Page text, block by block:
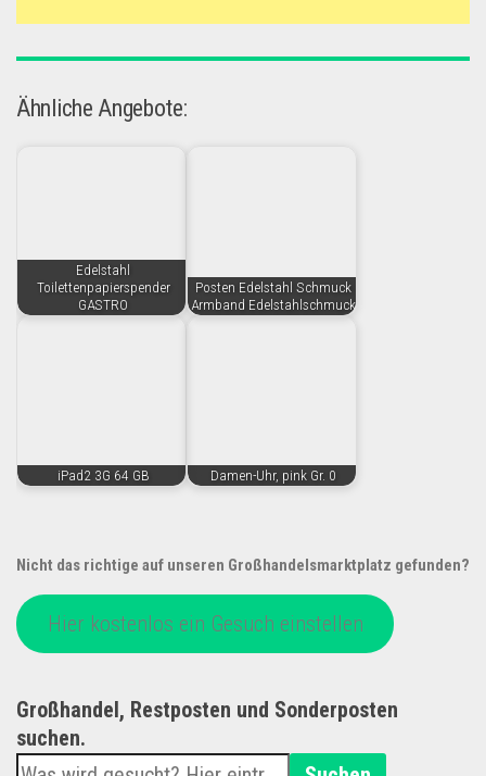
Ähnliche Angebote:
Edelstahl
Toilettenpapierspender
GASTRO
Posten Edelstahl Schmuck
Armband Edelstahlschmuck
iPad2 3G 64 GB Damen-Uhr, pink Gr. 0
Nicht das richtige auf unseren Großhandelsmarktplatz gefunden?
Hier kostenlos ein Gesuch einstellen
Großhandel, Restposten und Sonderposten
suchen.